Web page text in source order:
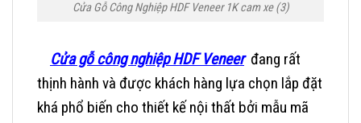
Cửa Gỗ Công Nghiệp HDF Veneer 1K cam xe (3)
Cửa gỗ công nghiệp HDF Veneerđang rất
thịnh hành và được khách hàng lựa chọn lắp đặt
khá phổ biến cho thiết kế nội thất bởi mẫu mã